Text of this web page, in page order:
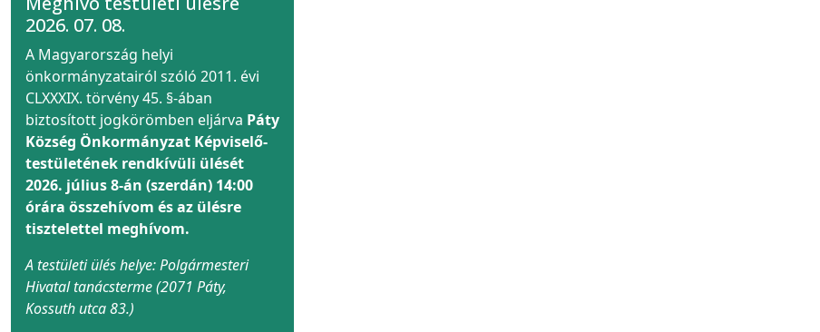
2026. 07. 08.
A Magyarország helyi
önkormányzatairól szóló 2011. évi
CLXXXIX. törvény 45. §-ában
biztosított jogkörömben eljárva Páty
Község Önkormányzat Képviselő-
testületének rendkívüli ülését
2026. július 8-án (szerdán) 14:00
órára összehívom és az ülésre
tisztelettel meghívom.
A testületi ülés helye: Polgármesteri
Hivatal tanácsterme (2071 Páty,
Kossuth utca 83.)